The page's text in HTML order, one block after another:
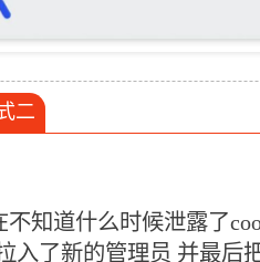
二
不知道什么时候泄露了
入了新的管理员 并最后